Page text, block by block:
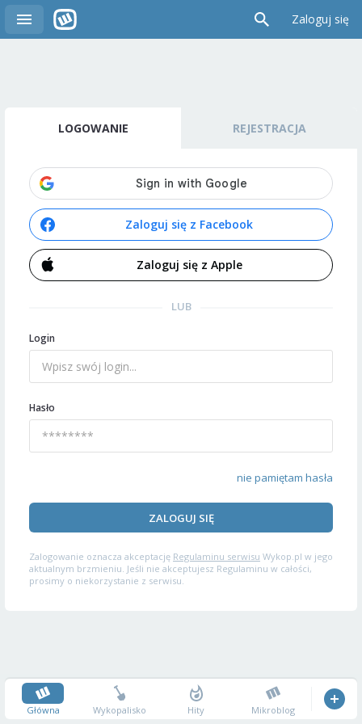
Zaloguj się
LOGOWANIE REJESTRACJA
Zaloguj się z Facebook
Zaloguj się z Apple
LUB
Login
Hasło
nie pamiętam hasła
ZALOGUJ SIĘ
Zalogowanie oznacza akceptację Regulaminu serwisu Wykop.pl w jego
aktualnym brzmieniu. Jeśli nie akceptujesz Regulaminu w całości,
prosimy o niekorzystanie z serwisu.
Główna Wykopalisko Hity Mikroblog